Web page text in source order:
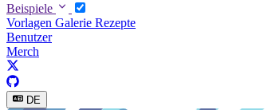
Beispiele
Vorlagen Galerie Rezepte
Benutzer
Merch
DE